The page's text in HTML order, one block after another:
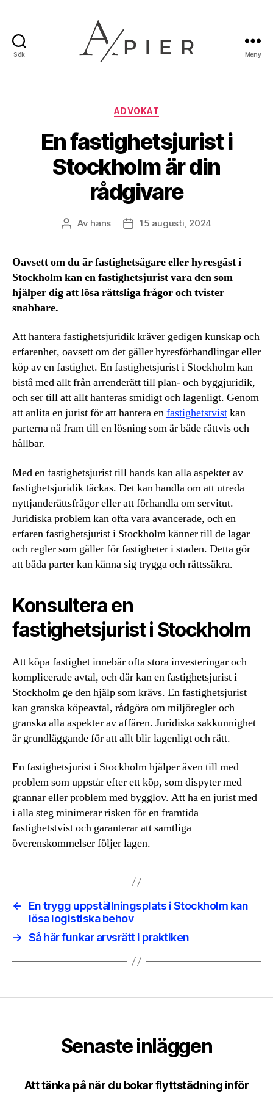
Sök Meny
Kategorier
ADVOKAT
En fastighetsjurist i
Stockholm är din
rådgivare
Inläggsförfattare
Av hans Inläggsdatum
15 augusti, 2024
Oavsett om du är fastighetsägare eller hyresgäst i
Stockholm kan en fastighetsjurist vara den som
hjälper dig att lösa rättsliga frågor och tvister
snabbare.
Att hantera fastighetsjuridik kräver gedigen kunskap och
erfarenhet, oavsett om det gäller hyresförhandlingar eller
köp av en fastighet. En fastighetsjurist i Stockholm kan
bistå med allt från arrenderätt till plan- och byggjuridik,
och ser till att allt hanteras smidigt och lagenligt. Genom
att anlita en jurist för att hantera enfastighetstvistkan
parterna nå fram till en lösning som är både rättvis och
hållbar.
Med en fastighetsjurist till hands kan alla aspekter av
fastighetsjuridik täckas. Det kan handla om att utreda
nyttjanderättsfrågor eller att förhandla om servitut.
Juridiska problem kan ofta vara avancerade, och en
erfaren fastighetsjurist i Stockholm känner till de lagar
och regler som gäller för fastigheter i staden. Detta gör
att båda parter kan känna sig trygga och rättssäkra.
Konsultera en
fastighetsjurist i Stockholm
Att köpa fastighet innebär ofta stora investeringar och
komplicerade avtal, och där kan en fastighetsjurist i
Stockholm ge den hjälp som krävs. En fastighetsjurist
kan granska köpeavtal, rådgöra om miljöregler och
granska alla aspekter av affären. Juridiska sakkunnighet
är grundläggande för att allt blir lagenligt och rätt.
En fastighetsjurist i Stockholm hjälper även till med
problem som uppstår efter ett köp, som dispyter med
grannar eller problem med bygglov. Att ha en jurist med
i alla steg minimerar risken för en framtida
fastighetstvist och garanterar att samtliga
överenskommelser följer lagen.
←
En trygg uppställningsplats i Stockholm kan
lösa logistiska behov
→ Så här funkar arvsrätt i praktiken
Senaste inläggen
Att tänka på när du bokar flyttstädning inför